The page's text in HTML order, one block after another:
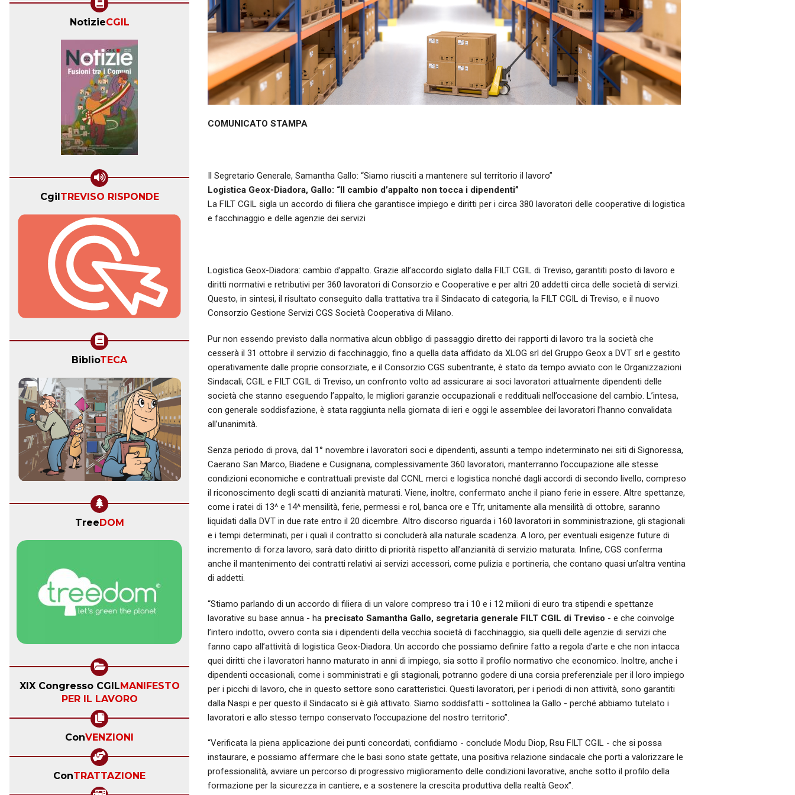
COMUNICATO STAMPA
Il Segretario Generale, Samantha Gallo: “Siamo riusciti a mantenere sul territorio il lavoro”
Logistica Geox-Diadora, Gallo: “Il cambio d’appalto non tocca i dipendenti”
La FILT CGIL sigla un accordo di filiera che garantisce impiego e diritti per i circa 380 lavoratori delle cooperative di logistica
e facchinaggio e delle agenzie dei servizi
Logistica Geox-Diadora: cambio d’appalto. Grazie all’accordo siglato dalla FILT CGIL di Treviso, garantiti posto di lavoro e
diritti normativi e retributivi per 360 lavoratori di Consorzio e Cooperative e per altri 20 addetti circa delle società di servizi.
Questo, in sintesi, il risultato conseguito dalla trattativa tra il Sindacato di categoria, la FILT CGIL di Treviso, e il nuovo
Consorzio Gestione Servizi CGS Società Cooperativa di Milano.
Pur non essendo previsto dalla normativa alcun obbligo di passaggio diretto dei rapporti di lavoro tra la società che
cesserà il 31 ottobre il servizio di facchinaggio, fino a quella data affidato da XLOG srl del Gruppo Geox a DVT srl e gestito
operativamente dalle proprie consorziate, e il Consorzio CGS subentrante, è stato da tempo avviato con le Organizzazioni
Sindacali, CGIL e FILT CGIL di Treviso, un confronto volto ad assicurare ai soci lavoratori attualmente dipendenti delle
società che stanno eseguendo l’appalto, le migliori garanzie occupazionali e reddituali nell’occasione del cambio. L’intesa,
con generale soddisfazione, è stata raggiunta nella giornata di ieri e oggi le assemblee dei lavoratori l’hanno convalidata
all’unanimità.
Senza periodo di prova, dal 1° novembre i lavoratori soci e dipendenti, assunti a tempo indeterminato nei siti di Signoressa,
Caerano San Marco, Biadene e Cusignana, complessivamente 360 lavoratori, manterranno l’occupazione alle stesse
condizioni economiche e contrattuali previste dal CCNL merci e logistica nonché dagli accordi di secondo livello, compreso
il riconoscimento degli scatti di anzianità maturati. Viene, inoltre, confermato anche il piano ferie in essere. Altre spettanze,
come i ratei di 13^ e 14^ mensilità, ferie, permessi e rol, banca ore e Tfr, unitamente alla mensilità di ottobre, saranno
liquidati dalla DVT in due rate entro il 20 dicembre. Altro discorso riguarda i 160 lavoratori in somministrazione, gli stagionali
e i tempi determinati, per i quali il contratto si concluderà alla naturale scadenza. A loro, per eventuali esigenze future di
incremento di forza lavoro, sarà dato diritto di priorità rispetto all’anzianità di servizio maturata. Infine, CGS conferma
anche il mantenimento dei contratti relativi ai servizi accessori, come pulizia e portineria, che contano quasi un’altra ventina
di addetti.
“Stiamo parlando di un accordo di filiera di un valore compreso tra i 10 e i 12 milioni di euro tra stipendi e spettanze
lavorative su base annua - ha precisato Samantha Gallo, segretaria generale FILT CGIL di Treviso - e che coinvolge
l’intero indotto, ovvero conta sia i dipendenti della vecchia società di facchinaggio, sia quelli delle agenzie di servizi che
fanno capo all’attività di logistica Geox-Diadora. Un accordo che possiamo definire fatto a regola d’arte e che non intacca
quei diritti che i lavoratori hanno maturato in anni di impiego, sia sotto il profilo normativo che economico. Inoltre, anche i
dipendenti occasionali, come i somministrati e gli stagionali, potranno godere di una corsia preferenziale per il loro impiego
per i picchi di lavoro, che in questo settore sono caratteristici. Questi lavoratori, per i periodi di non attività, sono garantiti
dalla Naspi e per questo il Sindacato si è già attivato. Siamo soddisfatti - sottolinea la Gallo - perché abbiamo tutelato i
lavoratori e allo stesso tempo conservato l’occupazione del nostro territorio”.
“Verificata la piena applicazione dei punti concordati, confidiamo - conclude Modu Diop, Rsu FILT CGIL - che si possa
instaurare, e possiamo affermare che le basi sono state gettate, una positiva relazione sindacale che porti a valorizzare le
professionalità, avviare un percorso di progressivo miglioramento delle condizioni lavorative, anche sotto il profilo della
formazione per la sicurezza in cantiere, e a sostenere la crescita produttiva della realtà Geox”.
NotizieCGIL
CgilTREVISO RISPONDE
BiblioTECA
TreeDOM
XIX Congresso CGILMANIFESTO
PER IL LAVORO
ConVENZIONI
ConTRATTAZIONE